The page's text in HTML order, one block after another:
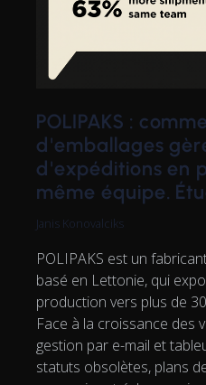
POLIPAKS :
d'emballages
d'expéditions en
même équipe.
Janis Konovalciks
POLIPAKS est un
basé en Lettonie, qui
production vers plus de
Face à la croissance des
gestion par e-mail et
statuts obsolètes, plans